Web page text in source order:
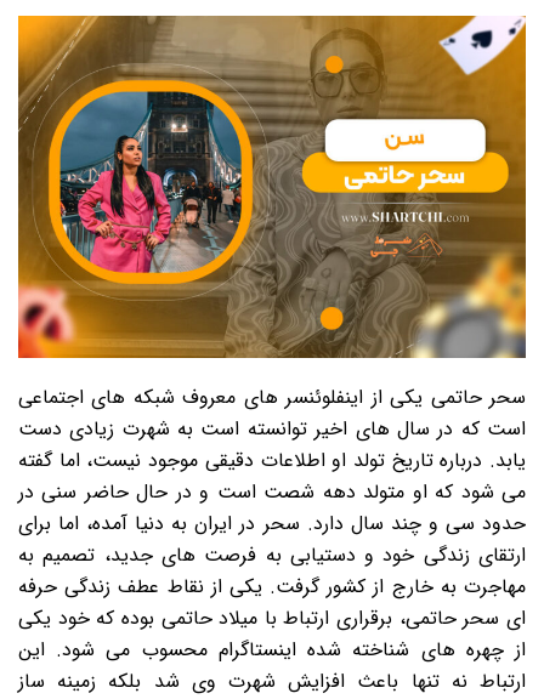
سحر حاتمی یکی از اینفلوئنسر های معروف شبکه های اجتماعی
است که در سال های اخیر توانسته است به شهرت زیادی دست
یابد. درباره تاریخ تولد او اطلاعات دقیقی موجود نیست، اما گفته
می شود که او متولد دهه شصت است و در حال حاضر سنی در
حدود سی و چند سال دارد. سحر در ایران به دنیا آمده، اما برای
ارتقای زندگی خود و دستیابی به فرصت های جدید، تصمیم به
مهاجرت به خارج از کشور گرفت. یکی از نقاط عطف زندگی حرفه
ای سحر حاتمی، برقراری ارتباط با میلاد حاتمی بوده که خود یکی
از چهره های شناخته شده اینستاگرام محسوب می شود. این
ارتباط نه تنها باعث افزایش شهرت وی شد بلکه زمینه ساز